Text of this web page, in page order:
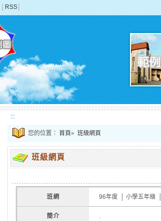
RSS
:::
您的位置： 首頁» 班級網頁
班級網頁
班網 96年度 │ 小學五年級 │
簡介 .